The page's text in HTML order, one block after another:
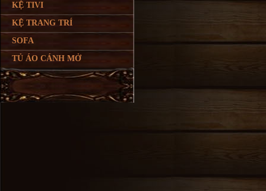
KỆ TIVI
KỆ TRANG TRÍ
SOFA
TỦ ÁO CÁNH MỞ